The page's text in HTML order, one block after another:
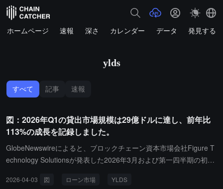
ホームページ 速報 深さ カレンダー データ 発見する
ylds
すべて 記事 速報
図：2026年Q1の貸出市場規模は29億ドルに達し、前年比
113%の成長を記録しました。
GlobeNewswireによると、ブロックチェーン資本市場会社Figure T
echnology Solutionsが発表した2026年3月および第一四半期の初期
額は290.2億ドルに達し、前年同期比で113%の増加となりました。
2026-04-03 図 ローン市場 YLDS